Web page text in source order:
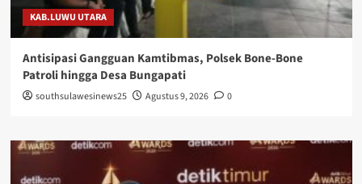
KAB.LUWU UTARA
Antisipasi Gangguan Kamtibmas, Polsek Bone-Bone
Patroli hingga Desa Bungapati
southsulawesinews25 Agustus 9, 2026 0